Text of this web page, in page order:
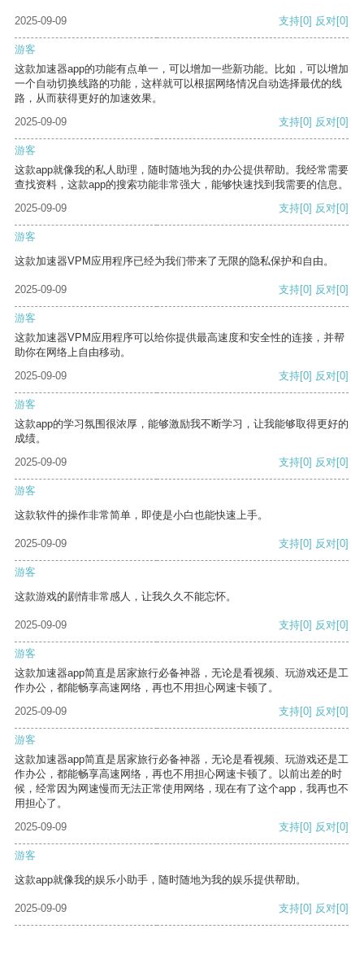
2025-09-09 支持[0] 反对[0]
游客
这款加速器app的功能有点单一，可以增加一些新功能。比如，可以增加
一个自动切换线路的功能，这样就可以根据网络情况自动选择最优的线
路，从而获得更好的加速效果。
2025-09-09
支持[0] 反对[0]
游客
这款app就像我的私人助理，随时随地为我的办公提供帮助。我经常需要
查找资料，这款app的搜索功能非常强大，能够快速找到我需要的信息。
2025-09-09
支持[0] 反对[0]
游客
这款加速器VPM应用程序已经为我们带来了无限的隐私保护和自由。
2025-09-09 支持[0] 反对[0]
游客
这款加速器VPM应用程序可以给你提供最高速度和安全性的连接，并帮
助你在网络上自由移动。
2025-09-09
支持[0] 反对[0]
游客
这款app的学习氛围很浓厚，能够激励我不断学习，让我能够取得更好的
成绩。
2025-09-09
支持[0] 反对[0]
游客
这款软件的操作非常简单，即使是小白也能快速上手。
2025-09-09 支持[0] 反对[0]
游客
这款游戏的剧情非常感人，让我久久不能忘怀。
2025-09-09 支持[0] 反对[0]
游客
这款加速器app简直是居家旅行必备神器，无论是看视频、玩游戏还是工
作办公，都能畅享高速网络，再也不用担心网速卡顿了。
2025-09-09
支持[0] 反对[0]
游客
这款加速器app简直是居家旅行必备神器，无论是看视频、玩游戏还是工
作办公，都能畅享高速网络，再也不用担心网速卡顿了。以前出差的时
候，经常因为网速慢而无法正常使用网络，现在有了这个app，我再也不
用担心了。
2025-09-09
支持[0] 反对[0]
游客
这款app就像我的娱乐小助手，随时随地为我的娱乐提供帮助。
2025-09-09 支持[0] 反对[0]